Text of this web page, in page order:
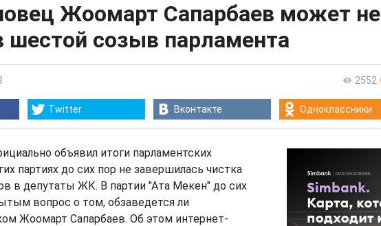
Жоомарт Сапарбаев может не
шестой созыв парламента
2552
Twitter Вконтакте Одноклассники
объявил итоги парламентских
партиях до сих пор не завершилась чистка
в депутаты ЖК. В партии "Ата Мекен" до сих
вопрос о том, обзаведется ли
Жоомарт Сапарбаев. Об этом интернет-